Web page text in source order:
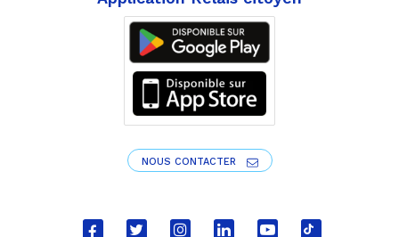
NOUS CONTACTER